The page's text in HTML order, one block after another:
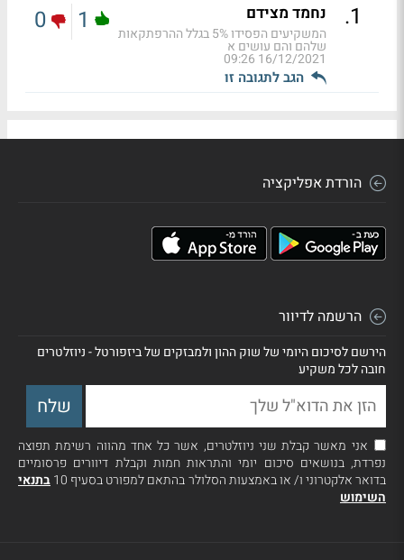
1
. נחמד מצידם
המשקיעים הפסידו 5% בגלל ההרפתקאות
שלהם והם עושים א
16/12/2021 09:26
הגב לתגובה זו
1
0
הורדת אפליקציה
הרשמה לדיוור
הירשם לסיכום היומי של שוק ההון ולמבזקים של ביזפורטל - ניוזלטרים
חובה לכל משקיע
אני מאשר קבלת שני ניוזלטרים, אשר כל אחד מהווה רשימת תפוצה
נפרדת, בנושאים סיכום יומי והתראות חמות וקבלת דיוורים פרסומיים
בדואר אלקטרוני ו/ או באמצעות הסלולר בהתאם למפורט בסעיף 10
בתנאי
השימוש